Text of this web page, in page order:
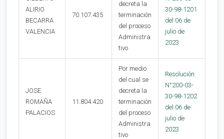
ALIRIO
BECARRA
VALENCIA
70.107.435
decreta la
terminación
del proceso
Administra
tivo
30-98-1201
del 06 de
julio de
2023
JOSE
ROMAÑA
PALACIOS
11.804.420
Por medio
del cual se
decreta la
terminación
del proceso
Administra
tivo
Resolución
N°200-03-
30-98-1202
del 06 de
julio de
2023